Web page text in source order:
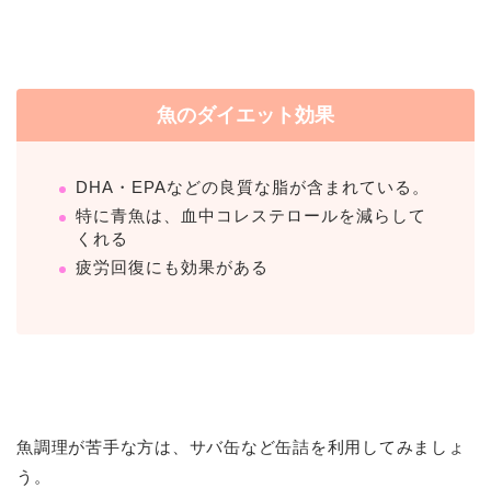
魚のダイエット効果
DHA・EPAなどの良質な脂が含まれている。
特に青魚は、血中コレステロールを減らして
くれる
疲労回復にも効果がある
魚調理が苦手な方は、サバ缶など缶詰を利用してみましょ
う。